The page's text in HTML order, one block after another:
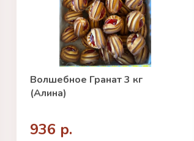
Волшебное Гранат 3 кг
(Алина)
936 р.